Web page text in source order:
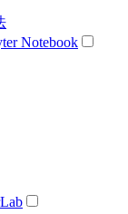
Notebook